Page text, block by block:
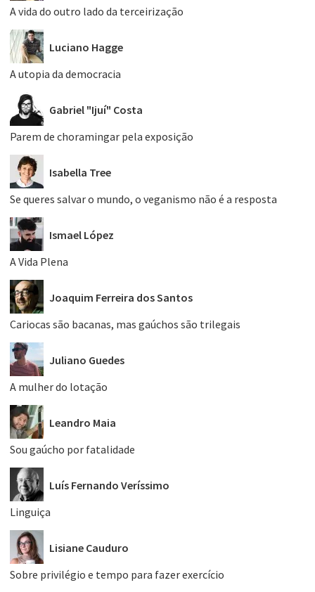
A vida do outro lado da terceirização
Luciano Hagge
A utopia da democracia
Gabriel "Ijuí" Costa
Parem de choramingar pela exposição
Isabella Tree
Se queres salvar o mundo, o veganismo não é a resposta
Ismael López
A Vida Plena
Joaquim Ferreira dos Santos
Cariocas são bacanas, mas gaúchos são trilegais
Juliano Guedes
A mulher do lotação
Leandro Maia
Sou gaúcho por fatalidade
Luís Fernando Veríssimo
Linguiça
Lisiane Cauduro
Sobre privilégio e tempo para fazer exercício